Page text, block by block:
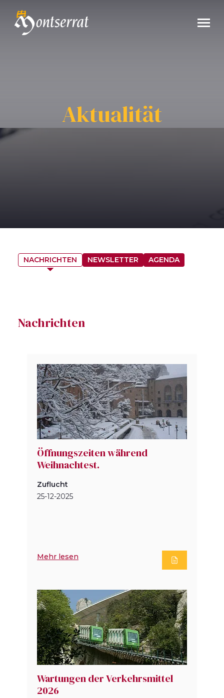
Aktualität
NACHRICHTEN NEWSLETTER AGENDA
Nachrichten
Öffnungszeiten während
Weihnachtest.
Zuflucht
25-12-2025
Mehr lesen
Wartungen der Verkehrsmittel
2026